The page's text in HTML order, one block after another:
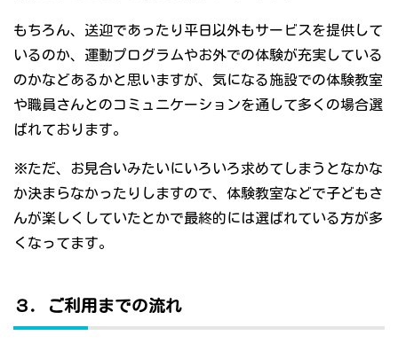
もちろん、送迎であったり平日以外もサービスを提供して
いるのか、運動プログラムやお外での体験が充実している
のかなどあるかと思いますが、気になる施設での体験教室
や職員さんとのコミュニケーションを通して多くの場合選
ばれております。
※ただ、お見合いみたいにいろいろ求めてしまうとなかな
か決まらなかったりしますので、体験教室などで子どもさ
んが楽しくしていたとかで最終的には選ばれている方が多
くなってます。
３．ご利用までの流れ